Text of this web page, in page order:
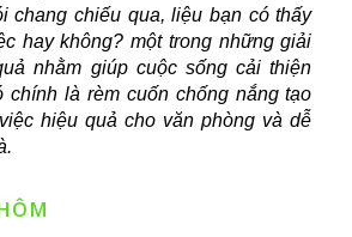
chang chiếu qua, liệu bạn có thấy
hay không? một trong những giải
nhằm giúp cuộc sống cải thiện
chính là rèm cuốn chống nắng tạo
hiệu quả cho văn phòng và dễ